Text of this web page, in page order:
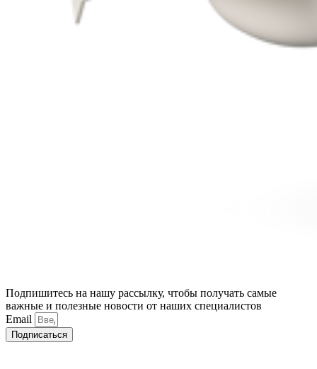
Подпишитесь на нашу рассылку, чтобы получать самые
важные и полезные новости от наших специалистов
Email
Подписаться